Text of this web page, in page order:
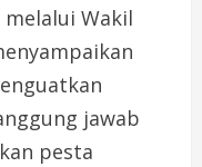
melalui Wakil
jawab
pesta